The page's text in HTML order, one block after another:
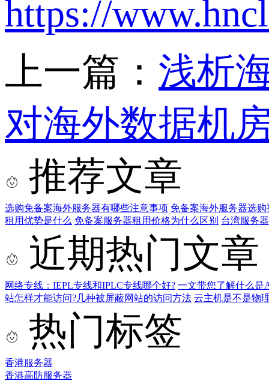
https://
上一篇： 浅析
对海外数据机
推荐文章
选购免备案海外服务器有哪些注意事项 免备案海外服务器选
租用优势是什么 免备案服务器租用价格为什么区别 台湾服务
近期热门文章
网络专线：IEPL专线和IPLC专线哪个好? 一文带您了解什么是
站怎样才能访问?几种被屏蔽网站的访问方法 云主机是不是物
热门标签
香港服务器
香港高防服务器